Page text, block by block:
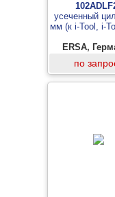
усеченный
мм (к i-Tool, i-
ERSA,
по